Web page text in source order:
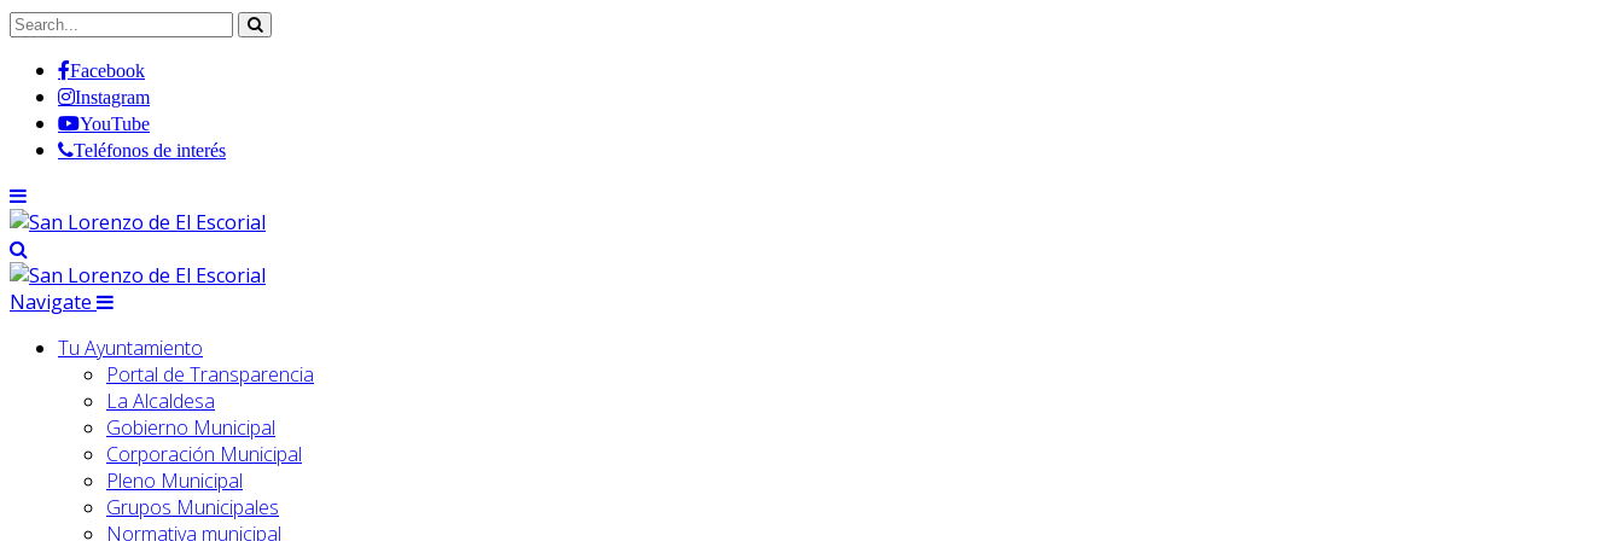
Facebook
Instagram
YouTube
Teléfonos de interés
Navigate
Tu Ayuntamiento
Portal de Transparencia
La Alcaldesa
Gobierno Municipal
Corporación Municipal
Pleno Municipal
Grupos Municipales
Normativa municipal